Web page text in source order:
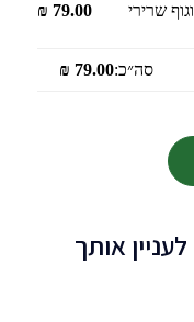
שרירי ₪ 79.00
סה״כ: ₪ 79.00
אותך